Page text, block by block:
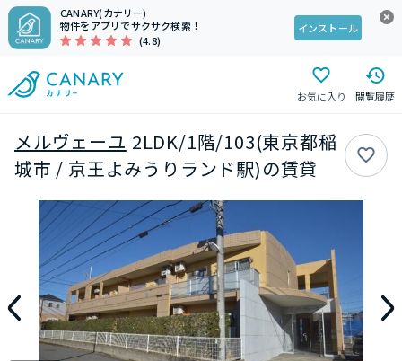
CANARY(カナリー)
物件をアプリでサクサク検索！
(4.8)
インストール
お気に入り 閲覧履歴
メルヴェーユ 2LDK/1階/103(東京都稲
城市 / 京王よみうりランド駅)の賃貸